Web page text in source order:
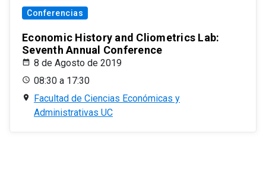
Conferencias
Economic History and Cliometrics Lab:
Seventh Annual Conference
8 de Agosto de 2019
08:30 a 17:30
Facultad de Ciencias Económicas y
Administrativas UC